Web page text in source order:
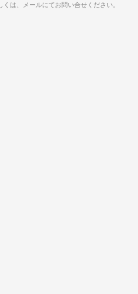
は、メールにてお問い合せください。